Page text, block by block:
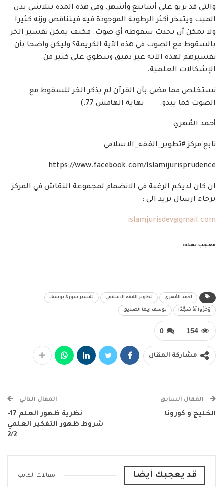
والتي قد تربو على أسابيع وأشهر. وفي هذه المدة يتلاشى بدن
الميت ويتبخر أكثر الرطوبة الموجودة فيه فيتناقص وزنه كثيرا
ولا يمكن أن يحدث سقوطه أي صوت. فكيف يمكن تفسير الخر
بالسقوط مع الصوت في هذه الآية الكريمة؟ وليكن واضحا بأن
تفسيرهم لهذه الآية غير دقيق وينطوي على كثير من
الإشكالات العلمية.
نستخلص مما مضى بأن القرآن لم يذكر الخر للسقوط مع
الصوت كما يبدو. نهاية الهامش 77.)
أحمد المُهري
تابع مركز #تطوير_الفقه_الاسلامي
https://www.facebook.com/Islamijurisprudence
ان كان لديكم الرغبة في الانضمام لمجموعة النقاش في المركز
برجاء ارسال بريد الى :
islamjurisdev@gmail.com
معجب بهذه:
احمد المُهري تطوير الفقه الاسلامي تفسير سورة يوسف
وَخَرُّوا لَهُ سُجَّدًا يوسف ايها الصديق
0 154
مشاركة المقال
المقال السابق
الخليج و كورونا
المقال التالي
نظرية ظهور العلم 17-
شروط ظهور التفكير العلمي
2/2
قد يعجبك أيضا مقالات الكاتب